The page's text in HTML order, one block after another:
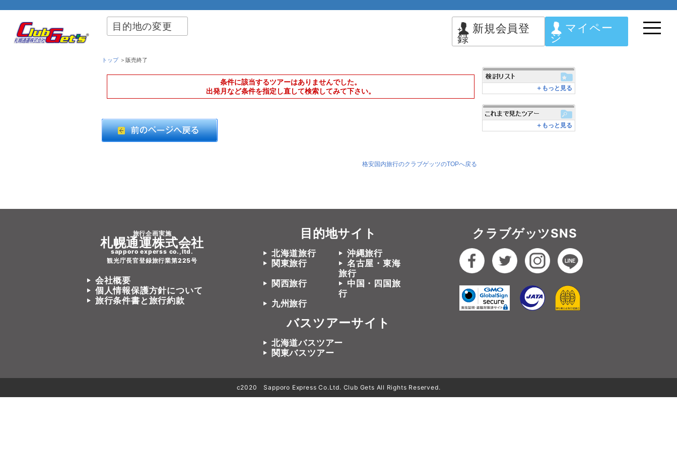
目的地の変更 新規会員登
録
マイペー
ジ
トップ＞販売終了
条件に該当するツアーはありませんでした。
出発月など条件を指定し直して検索してみて下さい。
格安国内旅行のクラブゲッツのTOPへ戻る
＋もっと見る
＋もっと見る
旅行企画実施
札幌通運株式会社
sapporo experss co.,ltd.
観光庁長官登録旅行業第225号
会社概要
個人情報保護方針について
旅行条件書と旅行約款
目的地サイト
北海道旅行
沖縄旅行
関東旅行
名古屋・東海
旅行
関西旅行
中国・四国旅
行
九州旅行
バスツアーサイト
北海道バスツアー
関東バスツアー
クラブゲッツSNS
c2020 Sapporo Express Co.Ltd. Club Gets All Rights Reserved.